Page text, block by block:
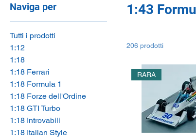
Naviga per
Tutti i prodotti
1:12
1:18
1:18 Ferrari
1:18 Formula 1
1:18 Forze dell'Ordine
1:18 GTI Turbo
1:18 Introvabili
1:18 Italian Style
1:43
206 prodotti
RARA